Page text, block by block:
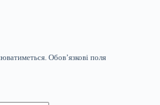
Обов’язкові поля